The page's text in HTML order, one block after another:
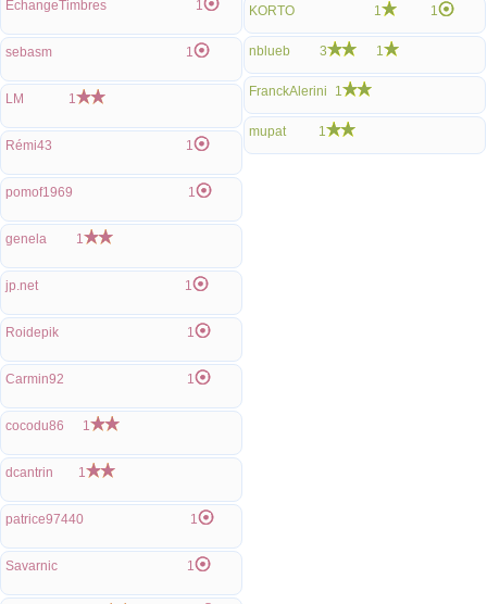
EchangeTimbres 1
sebasm 1
LM 1
Rémi43 1
pomof1969 1
genela 1
jp.net 1
Roidepik 1
Carmin92 1
cocodu86 1
dcantrin 1
patrice97440 1
Savarnic 1
KORTO 1 1
nblueb 3 1
FranckAlerini 1
mupat 1